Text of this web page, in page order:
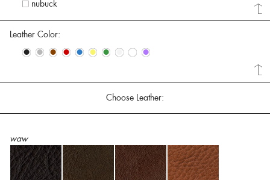
nubuck
Leather Color:
• • • • • • • • • •
Choose Leather:
waw